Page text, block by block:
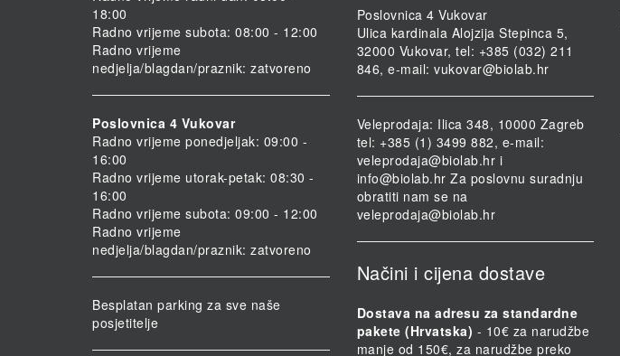
18:00
Radno vrijeme subota: 08:00 - 12:00
Radno vrijeme
nedjelja/blagdan/praznik: zatvoreno
Poslovnica 4 Vukovar
Radno vrijeme ponedjeljak: 09:00 -
16:00
Radno vrijeme utorak-petak: 08:30 -
16:00
Radno vrijeme subota: 09:00 - 12:00
Radno vrijeme
nedjelja/blagdan/praznik: zatvoreno
Besplatan parking za sve naše
posjetitelje
Poslovnica 4 Vukovar
Ulica kardinala Alojzija Stepinca 5,
32000 Vukovar, tel: +385 (032) 211
846, e-mail: vukovar@biolab.hr
Veleprodaja: Ilica 348, 10000 Zagreb
tel: +385 (1) 3499 882, e-mail:
veleprodaja@biolab.hr i
info@biolab.hr Za poslovnu suradnju
obratiti nam se na
veleprodaja@biolab.hr
Načini i cijena dostave
Dostava na adresu za standardne
pakete (Hrvatska) - 10€ za narudžbe
manje od 150€, za narudžbe preko